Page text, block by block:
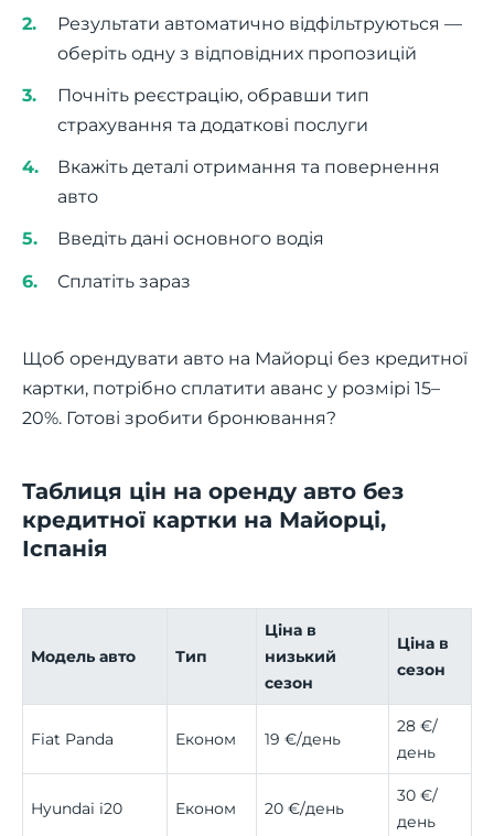
Результати автоматично відфільтруються —
оберіть одну з відповідних пропозицій
Почніть реєстрацію, обравши тип
страхування та додаткові послуги
Вкажіть деталі отримання та повернення
авто
Введіть дані основного водія
Сплатіть зараз
Щоб орендувати авто на Майорці без кредитної
картки, потрібно сплатити аванс у розмірі 15–
20%. Готові зробити бронювання?
Таблиця цін на оренду авто без
кредитної картки на Майорці,
Іспанія
Модель авто Тип
Ціна в
низький
сезон
Ціна в
сезон
Fiat Panda Економ 19 €/день
28 €/
день
Hyundai i20 Економ 20 €/день
30 €/
день